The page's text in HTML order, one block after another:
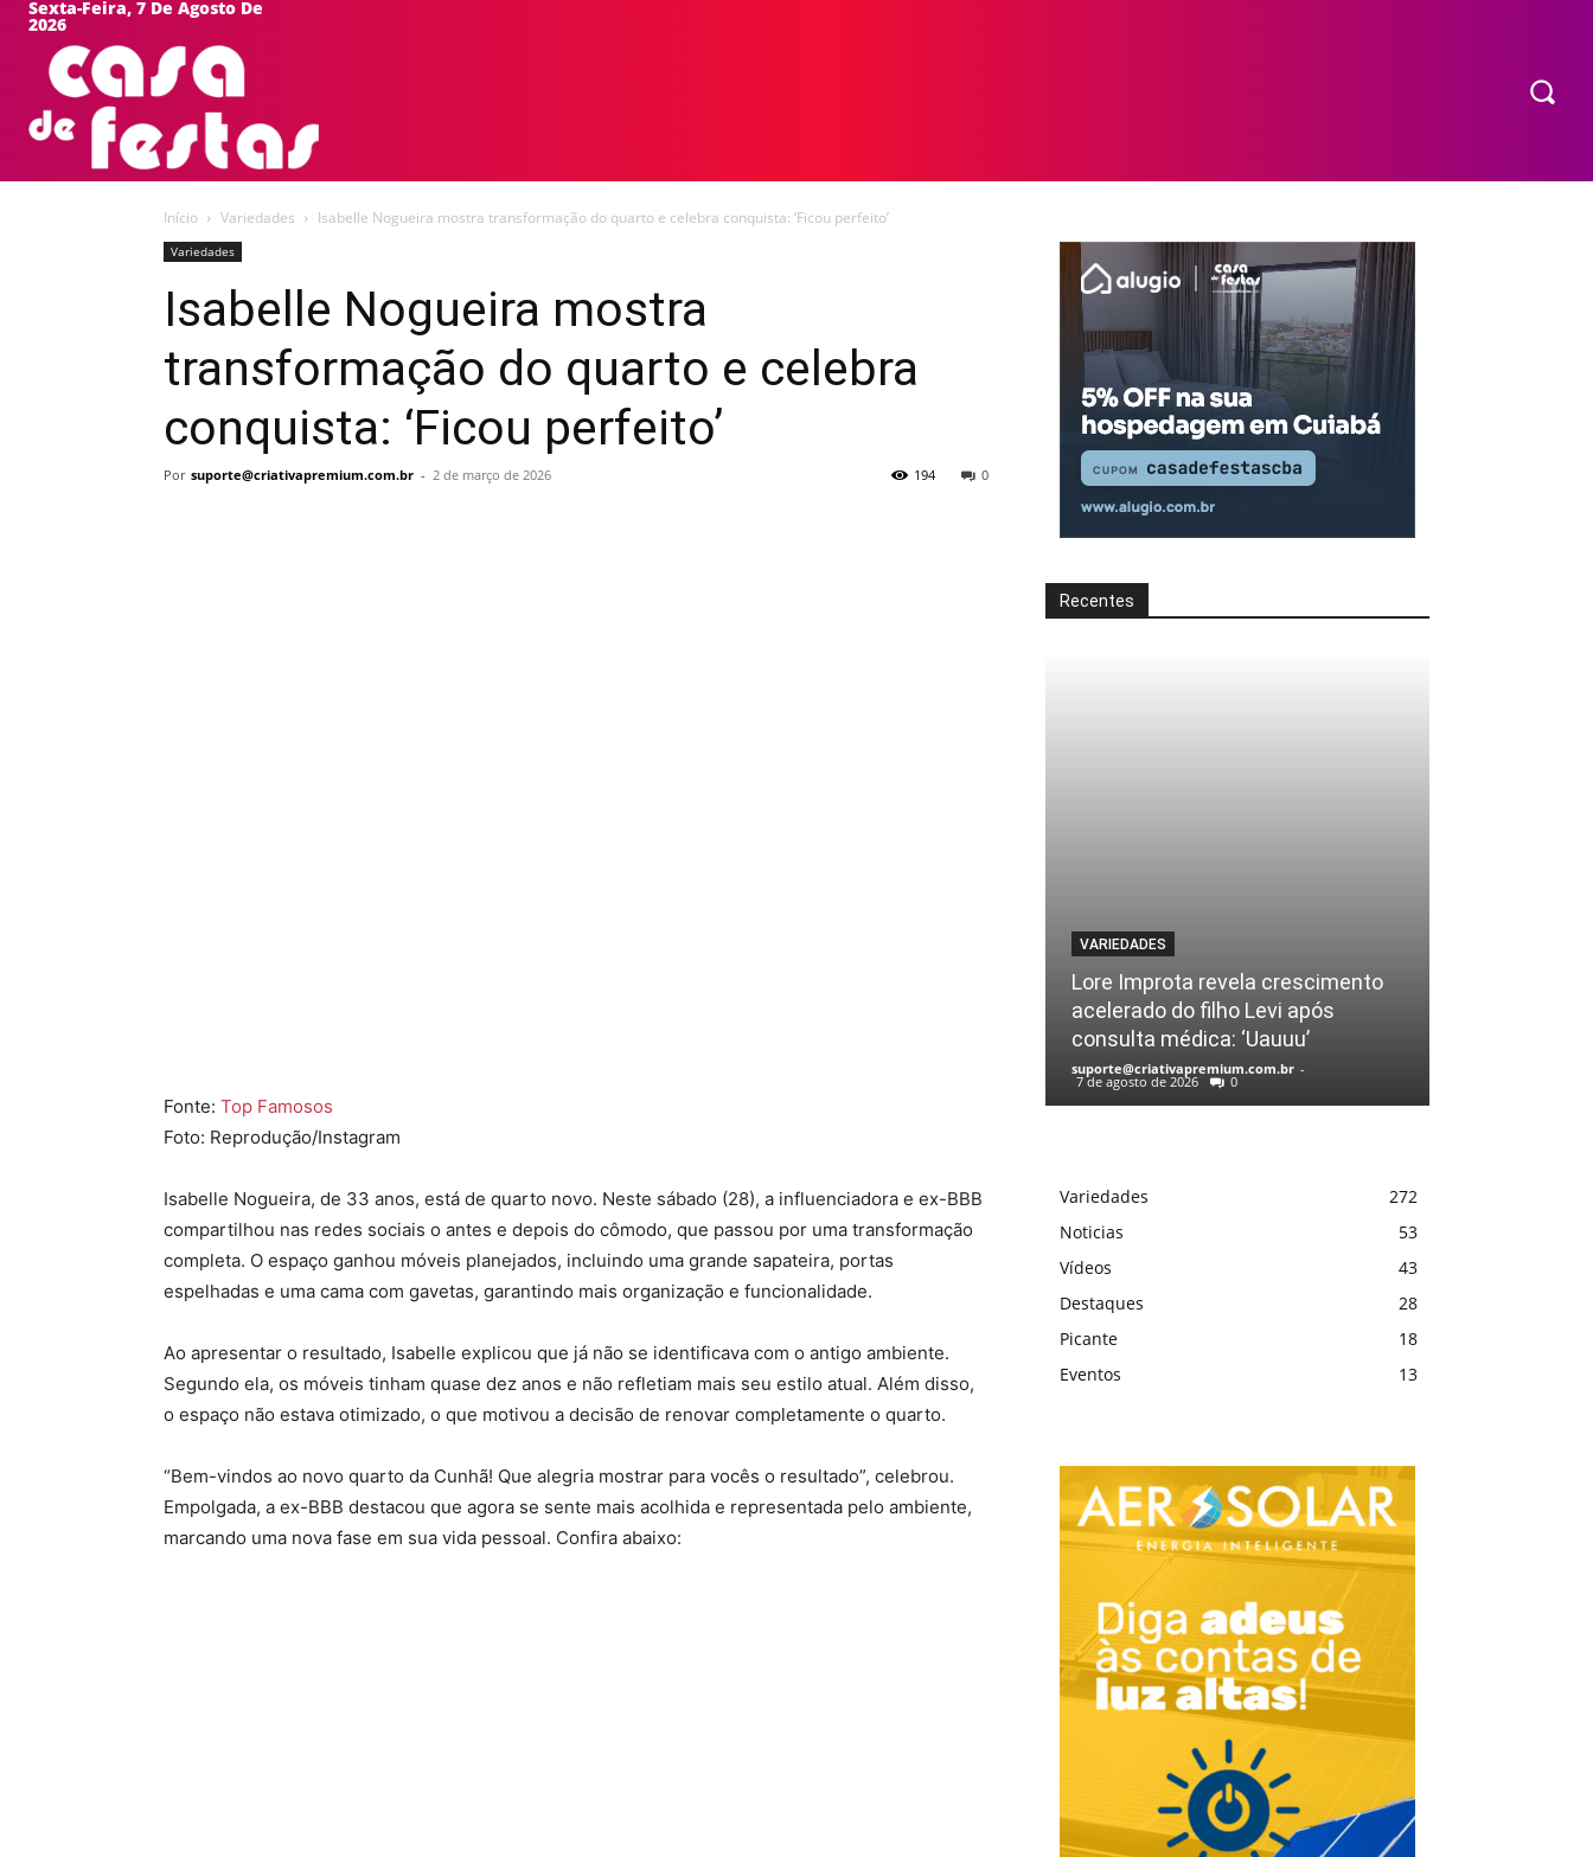
Sexta-Feira, 7 De Agosto De
2026
Início Variedades Isabelle Nogueira mostra transformação do quarto e celebra conquista: ‘Ficou perfeito’
Variedades
Isabelle Nogueira mostra
transformação do quarto e celebra
conquista: ‘Ficou perfeito’
Por suporte@criativapremium.com.br - 2 de março de 2026 0
194
Fonte: Top Famosos
Foto: Reprodução/Instagram
Isabelle Nogueira, de 33 anos, está de quarto novo. Neste sábado (28), a influenciadora e ex-BBB
compartilhou nas redes sociais o antes e depois do cômodo, que passou por uma transformação
completa. O espaço ganhou móveis planejados, incluindo uma grande sapateira, portas
espelhadas e uma cama com gavetas, garantindo mais organização e funcionalidade.
Ao apresentar o resultado, Isabelle explicou que já não se identificava com o antigo ambiente.
Segundo ela, os móveis tinham quase dez anos e não refletiam mais seu estilo atual. Além disso,
o espaço não estava otimizado, o que motivou a decisão de renovar completamente o quarto.
“Bem-vindos ao novo quarto da Cunhã! Que alegria mostrar para vocês o resultado”, celebrou.
Empolgada, a ex-BBB destacou que agora se sente mais acolhida e representada pelo ambiente,
marcando uma nova fase em sua vida pessoal. Confira abaixo:
Recentes
VARIEDADES
Lore Improta revela crescimento
acelerado do filho Levi após
consulta médica: ‘Uauuu’
suporte@criativapremium.com.br -
7 de agosto de 2026 0
Variedades
272
Noticias
53
Vídeos
43
Destaques
28
Picante
18
Eventos
13